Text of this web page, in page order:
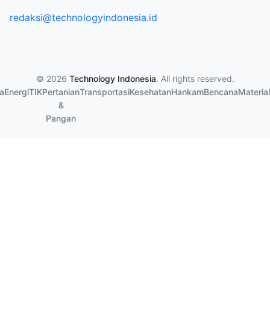
redaksi@technologyindonesia.id
© 2026 Technology Indonesia. All rights reserved.
EnergiTIKPertanian
&
Pangan
TransportasiKesehatanHankamBencanaMaterial